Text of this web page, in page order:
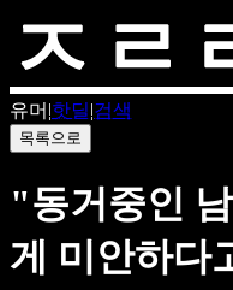
유머 |핫딜|검색
목록으로
"동거중인
게 미안하다